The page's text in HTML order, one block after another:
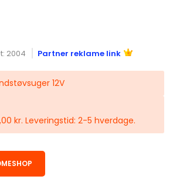
2004 Partner reklame link
12V
kr. Leveringstid: 2-5 hverdage.